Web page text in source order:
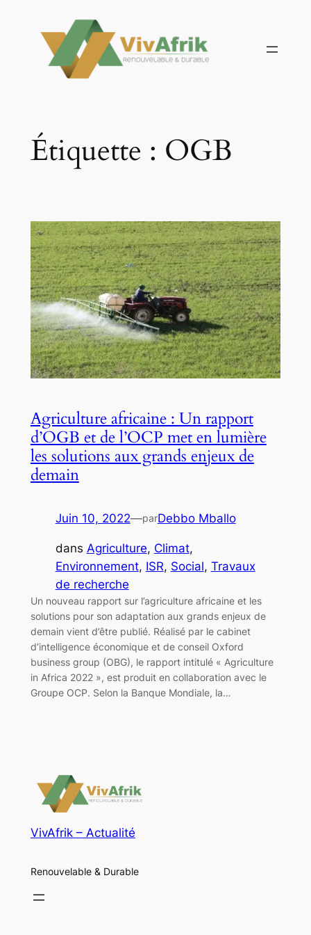
contenu
Étiquette : OGB
Agriculture africaine : Un rapport
d’OGB et de l’OCP met en lumière
les solutions aux grands enjeux de
demain
Juin 10, 2022—parDebbo Mballo
dans Agriculture, Climat
Environnement, ISR, Social, Travaux
de recherche
Un nouveau rapport sur l’agriculture africaine et les
solutions pour son adaptation aux grands enjeux de
demain vient d’être publié. Réalisé par le cabinet
d’intelligence économique et de conseil Oxford
business group (OBG), le rapport intitulé « Agriculture
in Africa 2022 », est produit en collaboration avec le
Groupe OCP. Selon la Banque Mondiale, la…
VivAfrik – Actualité
Renouvelable & Durable